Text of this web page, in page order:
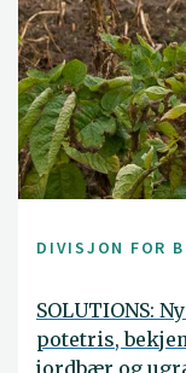
DIVISJON FOR
SOLUTIONS:
potetris,
jordbær og